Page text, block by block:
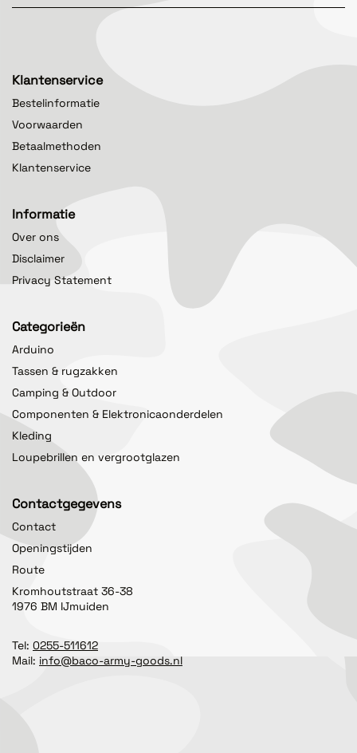
Klantenservice
Bestelinformatie
Voorwaarden
Betaalmethoden
Klantenservice
Informatie
Over ons
Disclaimer
Privacy Statement
Categorieën
Arduino
Tassen & rugzakken
Camping & Outdoor
Componenten & Elektronicaonderdelen
Kleding
Loupebrillen en vergrootglazen
Contactgegevens
Contact
Openingstijden
Route
Kromhoutstraat 36-38
1976 BM IJmuiden
Tel: 0255-511612
Mail: info@baco-army-goods.nl